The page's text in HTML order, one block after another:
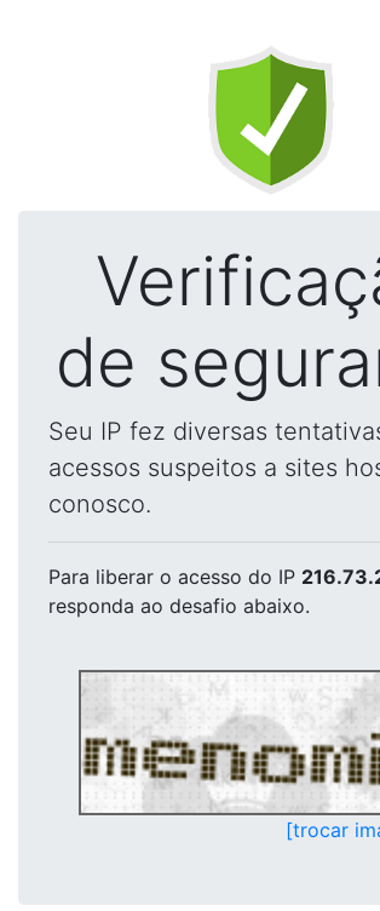
de
Seu IP fez diversas
acessos suspeitos a sites
conosco.
Para liberar o acesso do IP
responda ao desafio abaixo.
[trocar